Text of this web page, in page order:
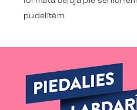
Komanda
Sazinies
pudelītēm.